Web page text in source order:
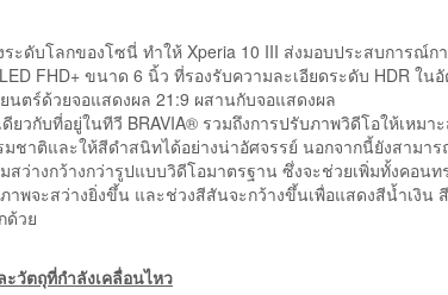
ดับโลกของโซนี่ ทำให้ Xperia 10 III ส่งมอบประสบการณ์ก
FHD+ ขนาด 6 นิ้ว ที่รองรับความละเอียดระดับ HDR ใน
นตร์ด้วยจอแสดงผล 21:9 ผสานกับจอแสดงผล
วกับที่อยู่ในทีวี BRAVIA® รวมถึงการปรับภาพวิดีโอให้เหมา
ชาติและให้สีดำสนิทได้อย่างน่าอัศจรรย์ นอกจากนี้ยังสามาร
ว่างกว้างกว่ารูปแบบวิดีโอมาตรฐาน ซึ่งจะช่วยเพิ่มทั้งคอนท
พจะสว่างยิ่งขึ้น และช่วงสีสันจะกว้างขึ้นเพื่อแสดงสีน้ำเงิน
ด้วย
วัตถุที่กำลังเคลื่อนไหว